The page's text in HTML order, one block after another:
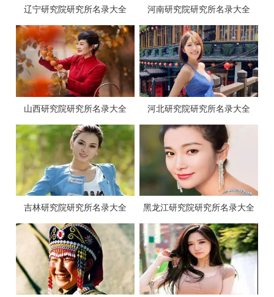
辽宁研究院研究所名录大全 河南研究院研究所名录大全
山西研究院研究所名录大全 河北研究院研究所名录大全
吉林研究院研究所名录大全 黑龙江研究院研究所名录大全